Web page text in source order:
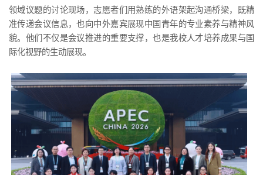
领域议题的讨论现场，志愿者们用熟练的外语架起沟通桥梁，既精
准传递会议信息，也向中外嘉宾展现中国青年的专业素养与精神风
貌。他们不仅是会议推进的重要支撑，也是我校人才培养成果与国
际化视野的生动展现。